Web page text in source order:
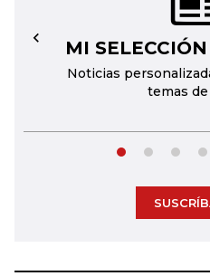
MI
Noticias
temas
←